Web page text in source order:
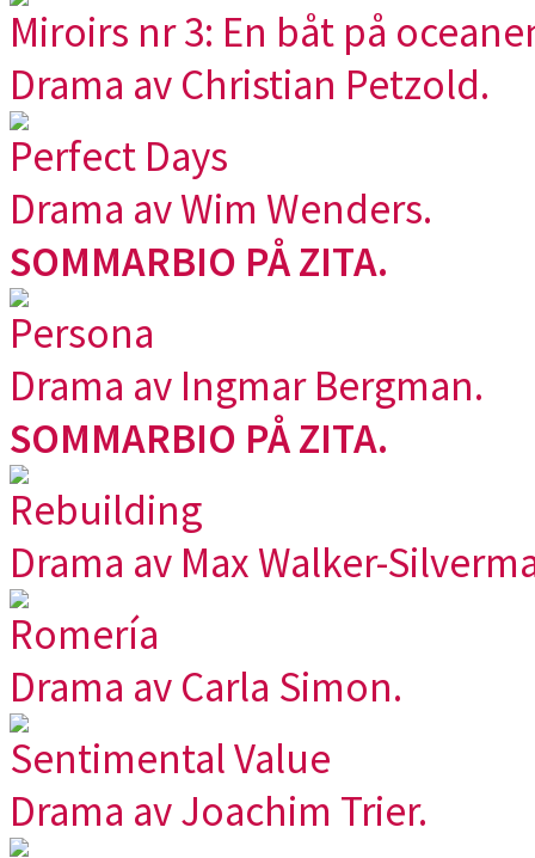
Miroirs nr 3: En båt på
Drama av Christian Petzold.
Perfect Days
Drama av Wim Wenders.
SOMMARBIO PÅ ZITA.
Persona
Drama av Ingmar Bergman.
SOMMARBIO PÅ ZITA.
Rebuilding
Drama av Max Walker-
Romería
Drama av Carla Simon.
Sentimental Value
Drama av Joachim Trier.